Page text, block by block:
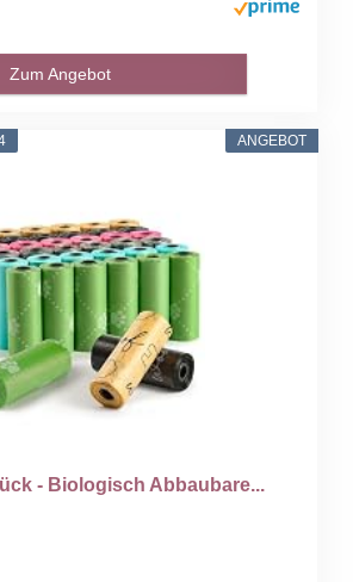
Zum Angebot
ANGEBOT
- Biologisch Abbaubare...